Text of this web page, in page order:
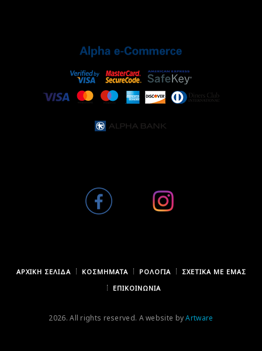
ΑΡΧΙΚΉ ΣΕΛΊΔΑ ΚΟΣΜΉΜΑΤΑ ΡΟΛΌΓΙΑ
ΣΧΕΤΙΚΆ ΜΕ ΕΜΆΣ
ΕΠΙΚΟΙΝΩΝΊΑ
2026. All rights reserved. A website byArtware